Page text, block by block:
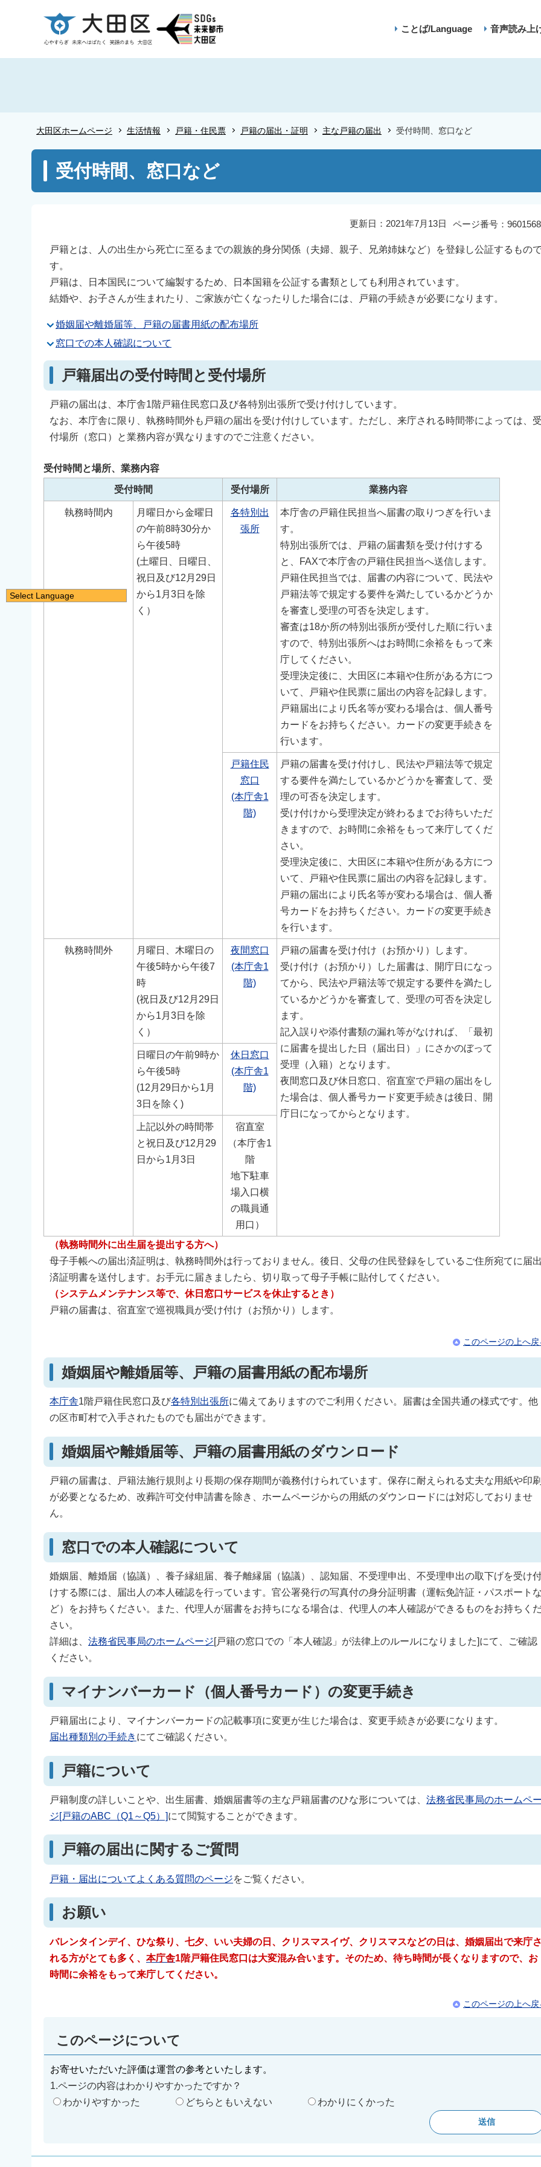
ー
ことば/Language 音声読み上
大田区ホームページ 生活情報 戸籍・住民票 戸籍の届出・証明 主な戸籍の届出 受付時間、窓口など
こ
受付時間、窓口など
ページ番号：
更新日：2021年7月13日
戸籍とは、人の出生から死亡に至るまでの親族的身分関係（夫婦、親子、兄弟姉妹など）を登録し公証するもの
す。
戸籍は、日本国民について編製するため、日本国籍を公証する書類としても利用されています。
結婚や、お子さんが生まれたり、ご家族が亡くなったりした場合には、戸籍の手続きが必要になります。
婚姻届や離婚届等、戸籍の届書用紙の配布場所
窓口での本人確認について
戸籍届出の受付時間と受付場所
戸籍の届出は、本庁舎1階戸籍住民窓口及び各特別出張所で受け付けしています。
なお、本庁舎に限り、執務時間外も戸籍の届出を受け付けしています。ただし、来庁される時間帯によっては、
付場所（窓口）と業務内容が異なりますのでご注意ください。
受付時間と場所、業務内容
受付時間 受付場所 業務内容
執務時間内
月曜日から金曜日
の午前8時30分か
ら午後5時
(土曜日、日曜日、
祝日及び12月29日
から1月3日を除
く）
各特別出
張所
本庁舎の戸籍住民担当へ届書の取りつぎを行いま
す。
特別出張所では、戸籍の届書類を受け付けする
と、FAXで本庁舎の戸籍住民担当へ送信します。
戸籍住民担当では、届書の内容について、民法や
戸籍法等で規定する要件を満たしているかどうか
を審査し受理の可否を決定します。
審査は18か所の特別出張所が受付した順に行いま
すので、特別出張所へはお時間に余裕をもって来
庁してください。
受理決定後に、大田区に本籍や住所がある方につ
いて、戸籍や住民票に届出の内容を記録します。
戸籍届出により氏名等が変わる場合は、個人番号
カードをお持ちください。カードの変更手続きを
行います。
戸籍住民
窓口
(本庁舎1
階)
戸籍の届書を受け付けし、民法や戸籍法等で規定
する要件を満たしているかどうかを審査して、受
理の可否を決定します。
受け付けから受理決定が終わるまでお待ちいただ
きますので、お時間に余裕をもって来庁してくだ
さい。
受理決定後に、大田区に本籍や住所がある方につ
いて、戸籍や住民票に届出の内容を記録します。
戸籍の届出により氏名等が変わる場合は、個人番
号カードをお持ちください。カードの変更手続き
を行います。
執務時間外
月曜日、木曜日の
午後5時から午後7
時
(祝日及び12月29日
から1月3日を除
く）
夜間窓口
(本庁舎1
階)
戸籍の届書を受け付け（お預かり）します。
受け付け（お預かり）した届書は、開庁日になっ
てから、民法や戸籍法等で規定する要件を満たし
ているかどうかを審査して、受理の可否を決定し
ます。
記入誤りや添付書類の漏れ等がなければ、「最初
に届書を提出した日（届出日）」にさかのぼって
受理（入籍）となります。
夜間窓口及び休日窓口、宿直室で戸籍の届出をし
た場合は、個人番号カード変更手続きは後日、開
庁日になってからとなります。
日曜日の午前9時か
ら午後5時
(12月29日から1月
3日を除く)
休日窓口
(本庁舎1
階)
上記以外の時間帯
と祝日及び12月29
日から1月3日
宿直室
（本庁舎1
階
地下駐車
場入口横
の職員通
用口）
（執務時間外に出生届を提出する方へ）
母子手帳への届出済証明は、執務時間外は行っておりません。後日、父母の住民登録をしているご住所宛てに届
済証明書を送付します。お手元に届きましたら、切り取って母子手帳に貼付してください。
（システムメンテナンス等で、休日窓口サービスを休止するとき）
戸籍の届書は、宿直室で巡視職員が受け付け（お預かり）します。
このページの上へ戻
婚姻届や離婚届等、戸籍の届書用紙の配布場所
本庁舎1階戸籍住民窓口及び各特別出張所に備えてありますのでご利用ください。届書は全国共通の様式です。他
の区市町村で入手されたものでも届出ができます。
婚姻届や離婚届等、戸籍の届書用紙のダウンロード
戸籍の届書は、戸籍法施行規則より長期の保存期間が義務付けられています。保存に耐えられる丈夫な用紙や印
が必要となるため、改葬許可交付申請書を除き、ホームページからの用紙のダウンロードには対応しておりませ
ん。
窓口での本人確認について
婚姻届、離婚届（協議）、養子縁組届、養子離縁届（協議）、認知届、不受理申出、不受理申出の取下げを受け
けする際には、届出人の本人確認を行っています。官公署発行の写真付の身分証明書（運転免許証・パスポート
ど）をお持ちください。また、代理人が届書をお持ちになる場合は、代理人の本人確認ができるものをお持ちく
さい。
詳細は、 法務省民事局のホームページ[戸籍の窓口での「本人確認」が法律上のルールになりました]にて、ご確認
ください。
マイナンバーカード（個人番号カード）の変更手続き
戸籍届出により、マイナンバーカードの記載事項に変更が生じた場合は、変更手続きが必要になります。
届出種類別の手続き にてご確認ください。
戸籍について
戸籍制度の詳しいことや、出生届書、婚姻届書等の主な戸籍届書のひな形については、 法務省民事局のホームペ
ジ[戸籍のABC（Q1～Q5）]にて閲覧することができます。
戸籍の届出に関するご質問
戸籍・届出についてよくある質問のページをご覧ください。
お願い
バレンタインデイ、ひな祭り、七夕、いい夫婦の日、クリスマスイヴ、クリスマスなどの日は、婚姻届出で来庁
れる方がとても多く、 本庁舎1階戸籍住民窓口は大変混み合います。そのため、待ち時間が長くなりますので、お
時間に余裕をもって来庁してください。
このページの上へ戻
このページについて
お寄せいただいた評価は運営の参考といたします。
1.ページの内容はわかりやすかったですか？
わかりやすかった
どちらともいえない わかりにくかった
Select Language